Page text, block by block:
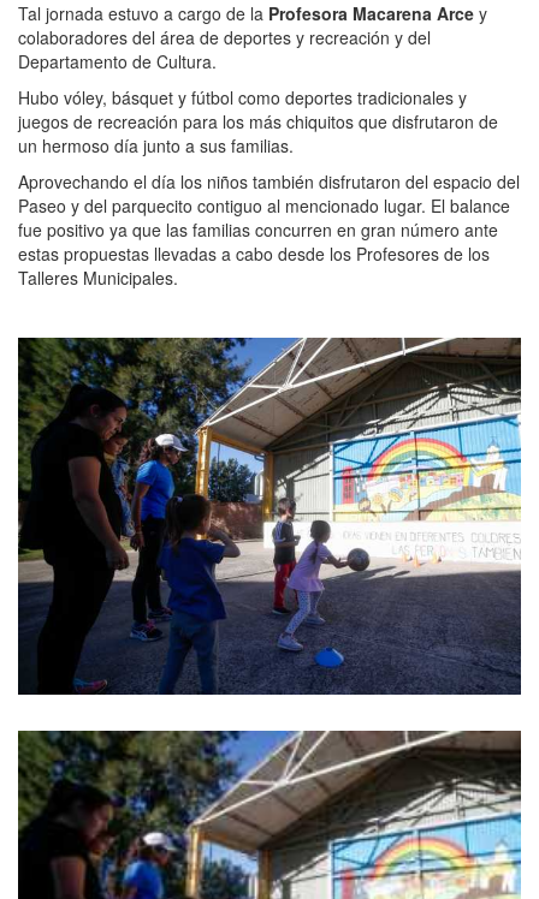
Tal jornada estuvo a cargo de la Profesora Macarena Arce y
colaboradores del área de deportes y recreación y del
Departamento de Cultura.
Hubo vóley, básquet y fútbol como deportes tradicionales y
juegos de recreación para los más chiquitos que disfrutaron de
un hermoso día junto a sus familias.
Aprovechando el día los niños también disfrutaron del espacio del
Paseo y del parquecito contiguo al mencionado lugar. El balance
fue positivo ya que las familias concurren en gran número ante
estas propuestas llevadas a cabo desde los Profesores de los
Talleres Municipales.